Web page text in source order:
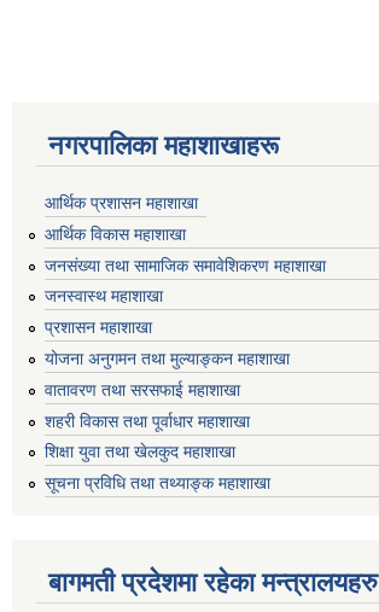
नगरपालिका महाशाखाहरू
आर्थिक प्रशासन महाशाखा
आर्थिक विकास महाशाखा
जनसंख्या तथा सामाजिक समावेशिकरण महाशाखा
जनस्वास्थ महाशाखा
प्रशासन महाशाखा
योजना अनुगमन तथा मुल्याङ्कन महाशाखा
वातावरण तथा सरसफाई महाशाखा
शहरी विकास तथा पूर्वाधार महाशाखा
शिक्षा युवा तथा खेलकुद महाशाखा
सूचना प्रविधि तथा तथ्याङ्क महाशाखा
बागमती प्रदेशमा रहेका मन्त्रालयहरु